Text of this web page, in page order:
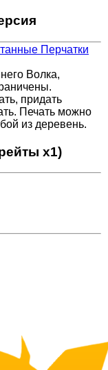
Перчатки
Волка,
придать
Печать можно
из деревень.
x1)